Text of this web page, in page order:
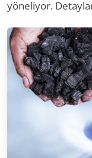
yöneliyor.